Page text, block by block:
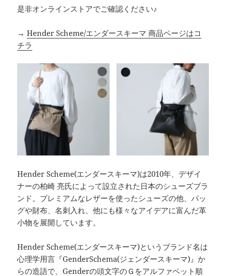
是非オンラインストアでご確認ください♪
→Hender Scheme/エンダースキーマ 商品ページはコ
チラ
Hender Scheme(エンダースキーマ)は2010年、デザイ
ナーの柏崎 亮氏によって設立された日本のシューズブラ
ンド。プレミアムなレザーを使ったシューズの他、バッ
グや財布、名刺入れ、他にも様々なアイデアに富んだ革
小物を展開しています。
Hender Scheme(エンダースキーマ)というブランド名は
心理学用言『GenderSchema(ジェンダースキーマ)』か
らの造語で、Genderの頭文字のＧをアルファベット順